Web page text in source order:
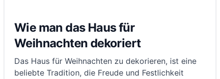
Wie man das Haus für
Weihnachten dekoriert
Das Haus für Weihnachten zu dekorieren, ist eine
beliebte Tradition, die Freude und Festlichkeit